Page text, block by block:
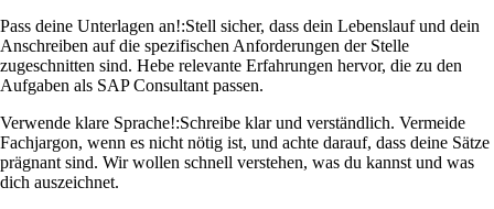
Pass deine Unterlagen an!:Stell sicher, dass dein Lebenslauf und dein
Anschreiben auf die spezifischen Anforderungen der Stelle
zugeschnitten sind. Hebe relevante Erfahrungen hervor, die zu den
Aufgaben als SAP Consultant passen.
Verwende klare Sprache!:Schreibe klar und verständlich. Vermeide
Fachjargon, wenn es nicht nötig ist, und achte darauf, dass deine Sätze
prägnant sind. Wir wollen schnell verstehen, was du kannst und was
dich auszeichnet.